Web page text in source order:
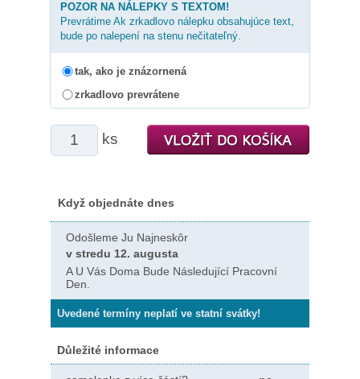
POZOR NA NÁLEPKY S TEXTOM!
Prevrátime Ak zrkadlovo nálepku obsahujúce text,
bude po nalepení na stenu nečitateľný.
tak, ako je znázornená
zrkadlovo prevrátene
ks
Když objednáte dnes
Odošleme Ju Najneskôr
v stredu 12. augusta
A U Vás Doma Bude Následující Pracovní
Den.
Uvedené termíny neplatí ve statní svátky!
Důležité informace